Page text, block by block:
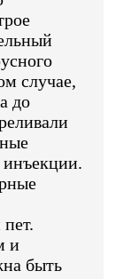
случае,
до
инъекции.
и
быть